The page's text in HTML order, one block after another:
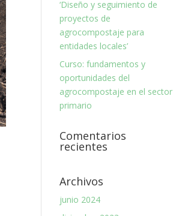
‘Diseño y seguimiento de
proyectos de
agrocompostaje para
entidades locales’
Curso: fundamentos y
oportunidades del
agrocompostaje en el sector
primario
Comentarios
recientes
Archivos
junio 2024